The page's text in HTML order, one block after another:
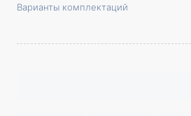
Варианты комплектаций